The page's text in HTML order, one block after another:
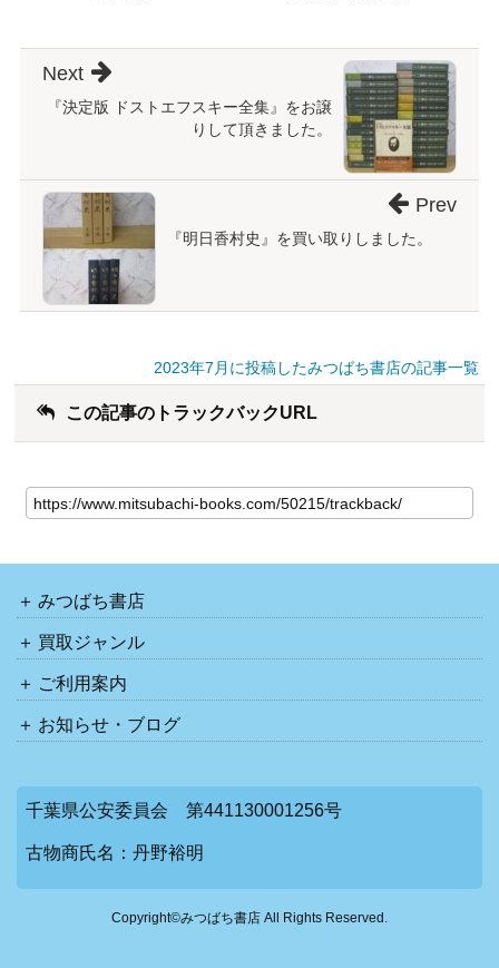
『決定版 ドストエフスキー全集』をお譲
りして頂きました。
Next
『明日香村史』を買い取りしました。
Prev
2023年7月に投稿したみつばち書店の記事一覧
この記事のトラックバックURL
みつばち書店
買取ジャンル
ご利用案内
お知らせ・ブログ
千葉県公安委員会 第441130001256号
古物商氏名：丹野裕明
Copyright©みつばち書店 All Rights Reserved.